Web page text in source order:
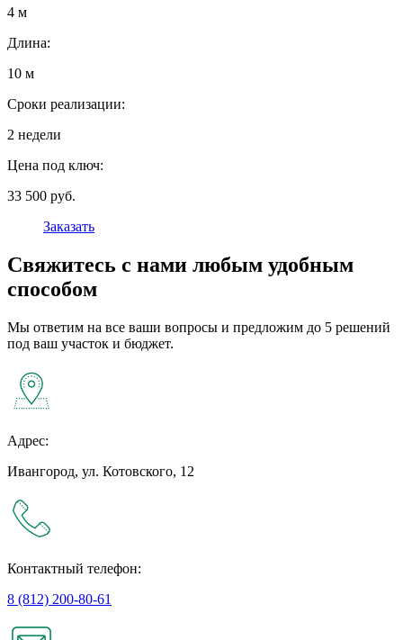
4 м
Длина:
10 м
Сроки реализации:
2 недели
Цена под ключ:
33 500 руб.
Заказать
Свяжитесь с нами любым удобным
способом
Мы ответим на все ваши вопросы и предложим до 5 решений
под ваш участок и бюджет.
Адрес:
Ивангород, ул. Котовского, 12
Контактный телефон:
8 (812) 200-80-61